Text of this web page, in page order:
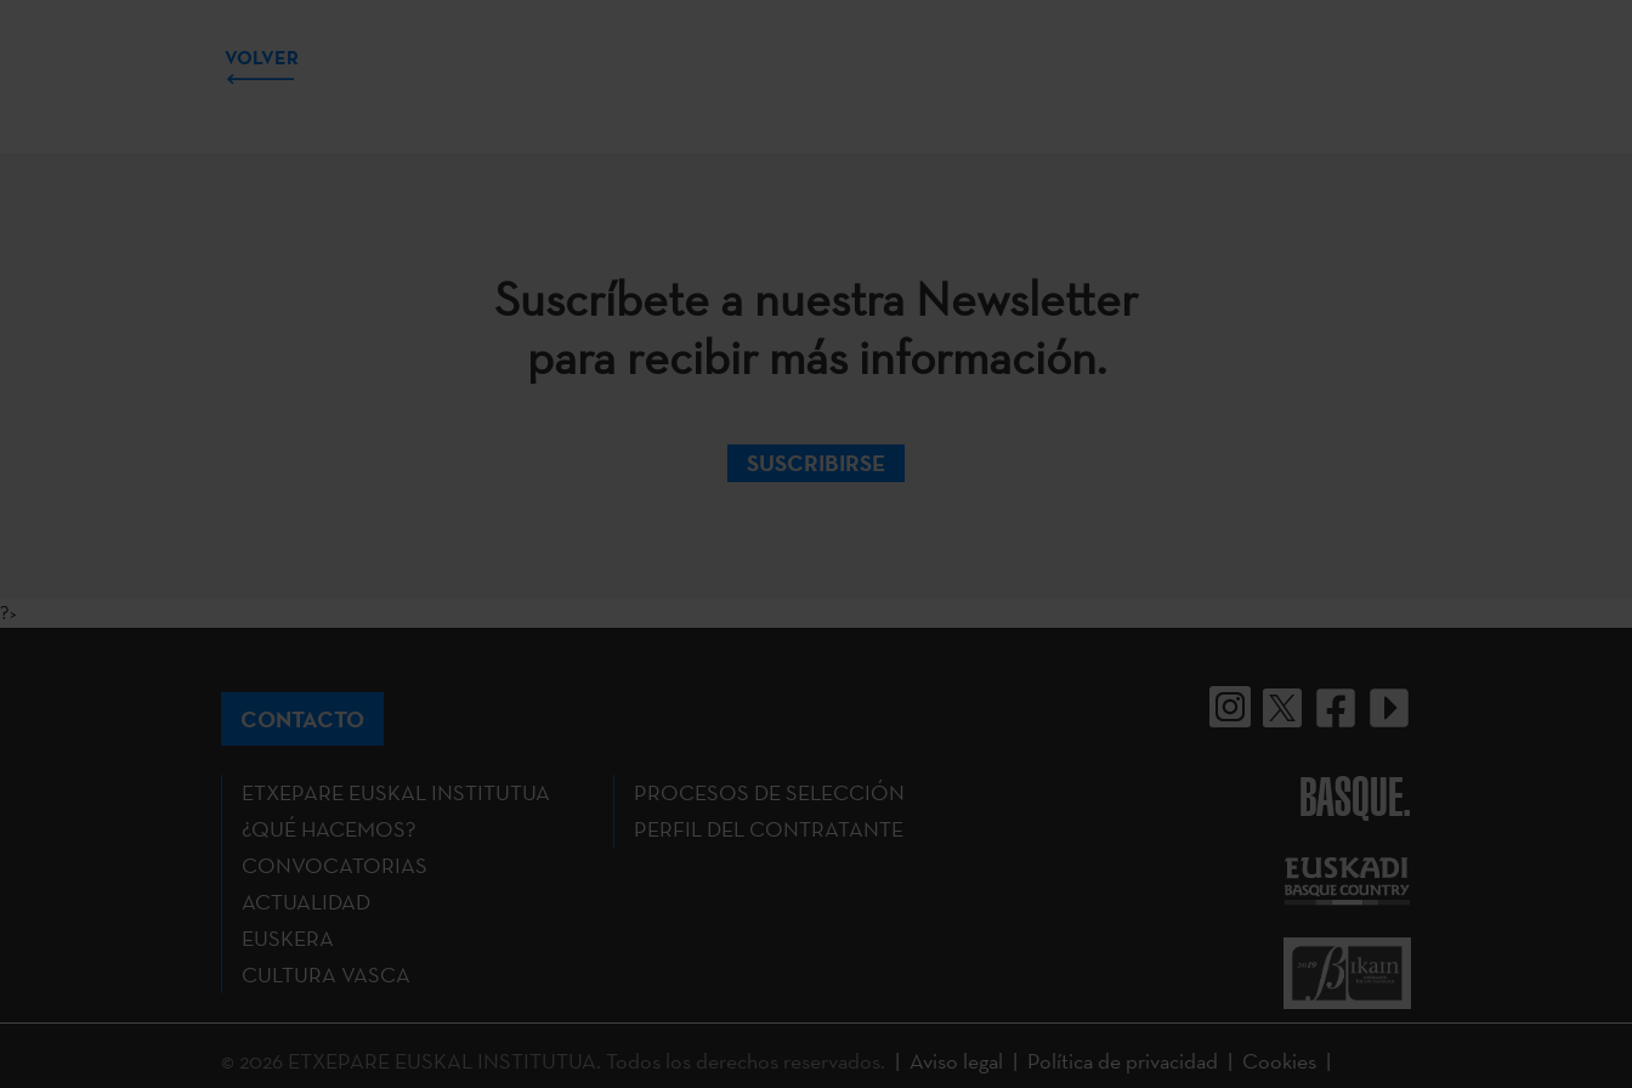
VOLVER
Suscríbete a nuestra Newsletter
para recibir más información.
SUSCRIBIRSE
?>
CONTACTO
ETXEPARE EUSKAL INSTITUTUA
¿QUÉ HACEMOS?
CONVOCATORIAS
ACTUALIDAD
EUSKERA
CULTURA VASCA
PROCESOS DE SELECCIÓN
PERFIL DEL CONTRATANTE
BASQUE.
© 2026 ETXEPARE EUSKAL INSTITUTUA. Todos los derechos reservados. Aviso legal Política de privacidad
Cookies